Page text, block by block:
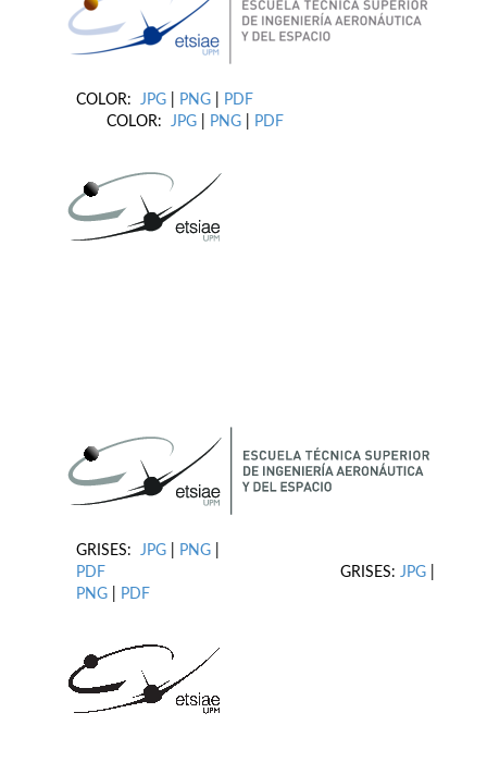
COLOR: JPG PNG
PDF
COLOR: JPG PNG PDF
GRISES: JPG PNG
PDF GRISES: JPG
PNG
PDF